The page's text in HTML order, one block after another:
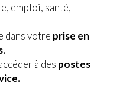
emploi, santé,
dans votre prise en
à des postes